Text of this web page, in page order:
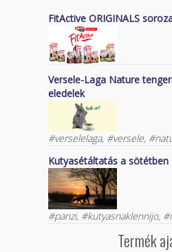
FitActive ORIGINALS
Versele-Laga Nature
eledelek
#verselelaga, #versele,
Kutyasétáltatás a sötétben
#panzi, #kutyasnaklennijo,
Termék